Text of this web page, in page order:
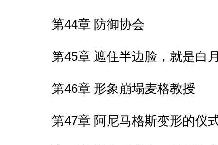
第44章 防御协会
第45章 遮住半边脸，就是白
第46章 形象崩塌麦格教授
第47章 阿尼马格斯变形的仪